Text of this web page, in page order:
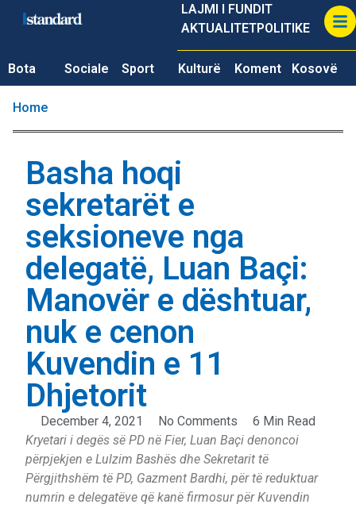
LAJMI I FUNDIT
AKTUALITETPOLITIKE
Bota Sociale Sport Kulturë Koment Kosovë
Home
Basha hoqi
sekretarët e
seksioneve nga
delegatë, Luan Baçi:
Manovër e dështuar,
nuk e cenon
Kuvendin e 11
Dhjetorit
December 4, 2021 No Comments
6 Min Read
Kryetari i degës së PD në Fier, Luan Baçi denoncoi
përpjekjen e Lulzim Bashës dhe Sekretarit të
Përgjithshëm të PD, Gazment Bardhi, për të reduktuar
numrin e delegatëve që kanë firmosur për Kuvendin